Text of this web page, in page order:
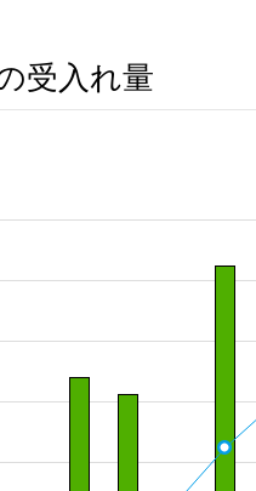
受入れ量